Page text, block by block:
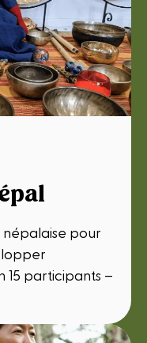
pour
15 participants –